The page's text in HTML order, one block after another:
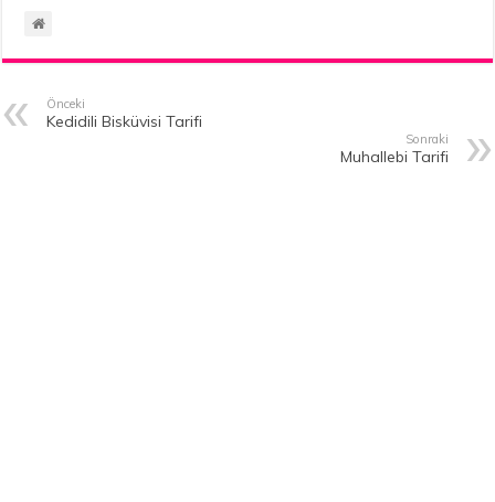
Önceki
Kedidili Bisküvisi Tarifi
Sonraki
Muhallebi Tarifi